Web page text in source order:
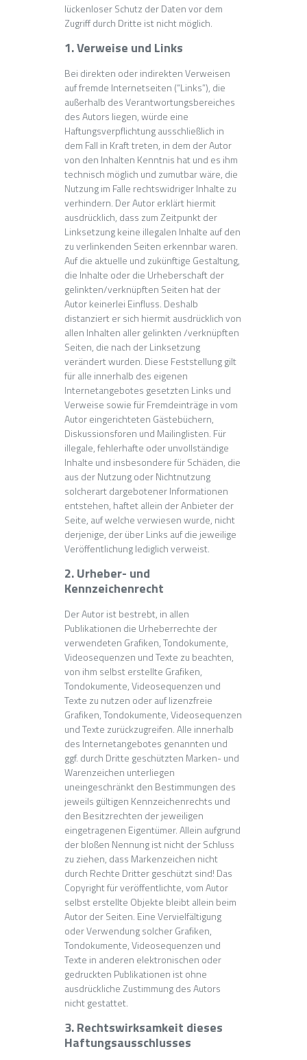
lückenloser Schutz der Daten vor dem
Zugriff durch Dritte ist nicht möglich.
1. Verweise und Links
Bei direkten oder indirekten Verweisen
auf fremde Internetseiten (“Links”), die
außerhalb des Verantwortungsbereiches
des Autors liegen, würde eine
Haftungsverpflichtung ausschließlich in
dem Fall in Kraft treten, in dem der Autor
von den Inhalten Kenntnis hat und es ihm
technisch möglich und zumutbar wäre, die
Nutzung im Falle rechtswidriger Inhalte zu
verhindern. Der Autor erklärt hiermit
ausdrücklich, dass zum Zeitpunkt der
Linksetzung keine illegalen Inhalte auf den
zu verlinkenden Seiten erkennbar waren.
Auf die aktuelle und zukünftige Gestaltung,
die Inhalte oder die Urheberschaft der
gelinkten/verknüpften Seiten hat der
Autor keinerlei Einfluss. Deshalb
distanziert er sich hiermit ausdrücklich von
allen Inhalten aller gelinkten /verknüpften
Seiten, die nach der Linksetzung
verändert wurden. Diese Feststellung gilt
für alle innerhalb des eigenen
Internetangebotes gesetzten Links und
Verweise sowie für Fremdeinträge in vom
Autor eingerichteten Gästebüchern,
Diskussionsforen und Mailinglisten. Für
illegale, fehlerhafte oder unvollständige
Inhalte und insbesondere für Schäden, die
aus der Nutzung oder Nichtnutzung
solcherart dargebotener Informationen
entstehen, haftet allein der Anbieter der
Seite, auf welche verwiesen wurde, nicht
derjenige, der über Links auf die jeweilige
Veröffentlichung lediglich verweist.
2. Urheber- und
Kennzeichenrecht
Der Autor ist bestrebt, in allen
Publikationen die Urheberrechte der
verwendeten Grafiken, Tondokumente,
Videosequenzen und Texte zu beachten,
von ihm selbst erstellte Grafiken,
Tondokumente, Videosequenzen und
Texte zu nutzen oder auf lizenzfreie
Grafiken, Tondokumente, Videosequenzen
und Texte zurückzugreifen. Alle innerhalb
des Internetangebotes genannten und
ggf. durch Dritte geschützten Marken- und
Warenzeichen unterliegen
uneingeschränkt den Bestimmungen des
jeweils gültigen Kennzeichenrechts und
den Besitzrechten der jeweiligen
eingetragenen Eigentümer. Allein aufgrund
der bloßen Nennung ist nicht der Schluss
zu ziehen, dass Markenzeichen nicht
durch Rechte Dritter geschützt sind! Das
Copyright für veröffentlichte, vom Autor
selbst erstellte Objekte bleibt allein beim
Autor der Seiten. Eine Vervielfältigung
oder Verwendung solcher Grafiken,
Tondokumente, Videosequenzen und
Texte in anderen elektronischen oder
gedruckten Publikationen ist ohne
ausdrückliche Zustimmung des Autors
nicht gestattet.
3. Rechtswirksamkeit dieses
Haftungsausschlusses